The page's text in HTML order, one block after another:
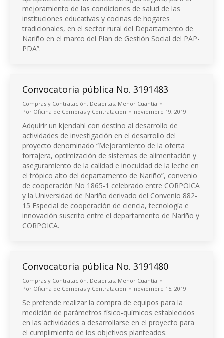
mejoramiento de las condiciones de salud de las
instituciones educativas y cocinas de hogares
tradicionales, en el sector rural del Departamento de
Nariño en el marco del Plan de Gestión Social del PAP-
PDA”.
Convocatoria pública No. 3191483
Compras y Contratación, Desiertas, Menor Cuantía
Por Oficina de Compras y Contratacion noviembre 19, 2019
Adquirir un kjendahl con destino al desarrollo de
actividades de investigación en el desarrollo del
proyecto denominado “Mejoramiento de la oferta
forrajera, optimización de sistemas de alimentación y
aseguramiento de la calidad e inocuidad de la leche en
el trópico alto del departamento de Nariño”, convenio
de cooperación No 1865-1 celebrado entre CORPOICA
y la Universidad de Nariño derivado del Convenio 882-
15 Especial de cooperación de ciencia, tecnología e
innovación suscrito entre el departamento de Nariño y
CORPOICA.
Convocatoria pública No. 3191480
Compras y Contratación, Desiertas, Menor Cuantía
Por Oficina de Compras y Contratacion noviembre 15, 2019
Se pretende realizar la compra de equipos para la
medición de parámetros físico-químicos establecidos
en las actividades a desarrollarse en el proyecto para
el cumplimiento de los objetivos planteados.